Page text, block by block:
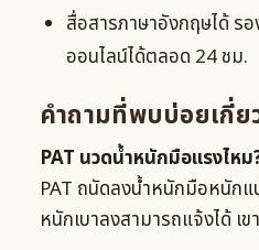
สื่อสารภาษาอังกฤษได้ ร
ออนไลน์ได้ตลอด 24 ชม.
คำถามที่พบบ่อยเกี่ย
PAT นวดน้ำหนักมือแรงไหม
PAT ถนัดลงน้ำหนักมือหนัก
หนักเบาลงสามารถแจ้งได้ เ